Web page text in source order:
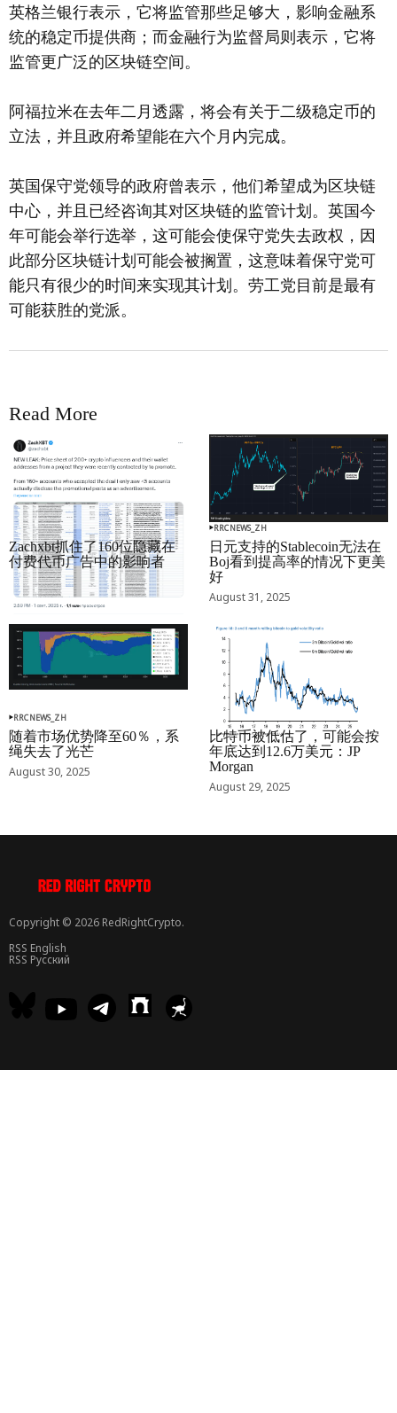
英格兰银行表示，它将监管那些足够大，影响金融系
统的稳定币提供商；而金融行为监督局则表示，它将
监管更广泛的区块链空间。
阿福拉米在去年二月透露，将会有关于二级稳定币的
立法，并且政府希望能在六个月内完成。
英国保守党领导的政府曾表示，他们希望成为区块链
中心，并且已经咨询其对区块链的监管计划。英国今
年可能会举行选举，这可能会使保守党失去政权，因
此部分区块链计划可能会被搁置，这意味着保守党可
能只有很少的时间来实现其计划。劳工党目前是最有
可能获胜的党派。
Read More
RRCNEWS_ZH
Zachxbt抓住了160位隐藏在
付费代币广告中的影响者
September 01, 2025
RRCNEWS_ZH
日元支持的Stablecoin无法在
Boj看到提高率的情况下更美
好
August 31, 2025
RRCNEWS_ZH
随着市场优势降至60％，系
绳失去了光芒
August 30, 2025
RRCNEWS_ZH
比特币被低估了，可能会按
年底达到12.6万美元：JP
Morgan
August 29, 2025
Copyright © 2026 RedRightCrypto.
RSS English
RSS Русский